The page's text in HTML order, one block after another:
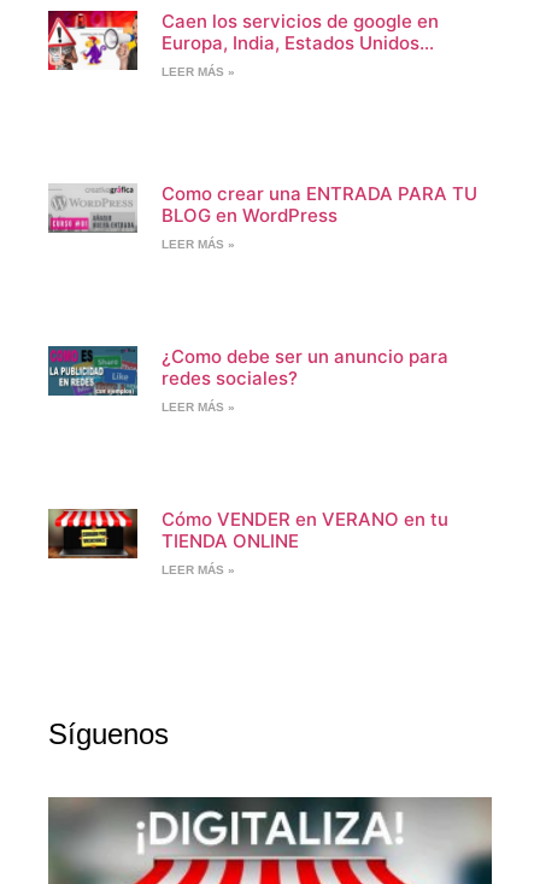
Caen los servicios de google en
Europa, India, Estados Unidos…
LEER MÁS »
Como crear una ENTRADA PARA TU
BLOG en WordPress
LEER MÁS »
¿Como debe ser un anuncio para
redes sociales?
LEER MÁS »
Cómo VENDER en VERANO en tu
TIENDA ONLINE
LEER MÁS »
Síguenos